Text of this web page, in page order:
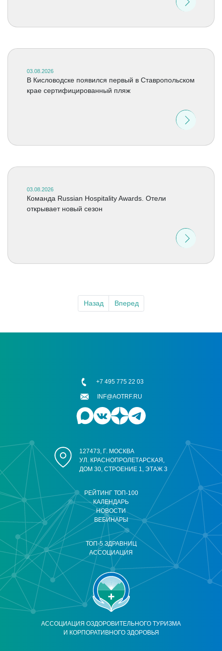
03.08.2026
В Кисловодске появился первый в Ставропольском
крае сертифицированный пляж
03.08.2026
Команда Russian Hospitality Awards. Отели
открывает новый сезон
Назад Вперед
АССОЦИАЦИЯ ОЗДОРОВИТЕЛЬНОГО ТУРИЗМА
И КОРПОРАТИВНОГО ЗДОРОВЬЯ
РЕЙТИНГ ТОП-100
КАЛЕНДАРЬ
НОВОСТИ
ВЕБИНАРЫ
ТОП-5 ЗДРАВНИЦ
АССОЦИАЦИЯ
127473, Г. МОСКВА
УЛ. КРАСНОПРОЛЕТАРСКАЯ,
ДОМ 30, СТРОЕНИЕ 1, ЭТАЖ 3
+7 495 775 22 03
INF@AOTRF.RU